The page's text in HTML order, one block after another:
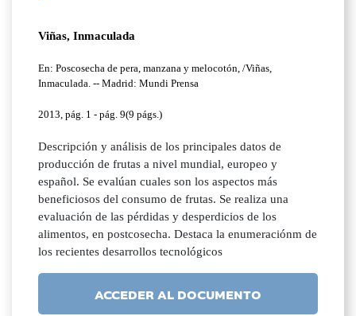
Viñas, Inmaculada
En: Poscosecha de pera, manzana y melocotón, /Viñas,
Inmaculada. -- Madrid: Mundi Prensa
2013, pág. 1 - pág. 9(9 págs.)
Descripción y análisis de los principales datos de
producción de frutas a nivel mundial, europeo y
español. Se evalúan cuales son los aspectos más
beneficiosos del consumo de frutas. Se realiza una
evaluación de las pérdidas y desperdicios de los
alimentos, en postcosecha. Destaca la enumeraciónm de
los recientes desarrollos tecnológicos
ACCEDER AL DOCUMENTO